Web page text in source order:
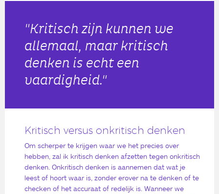
"Kritisch zijn kunnen we
allemaal, maar kritisch
denken is echt een
vaardigheid."
Kritisch versus onkritisch denken
Om scherper te krijgen waar we het precies over
hebben, zal ik kritisch denken afzetten tegen onkritisch
denken. Onkritisch denken is aannemen dat wat je
leest of hoort waar is, zonder erover na te denken of te
checken of het accuraat of redelijk is. Wanneer we